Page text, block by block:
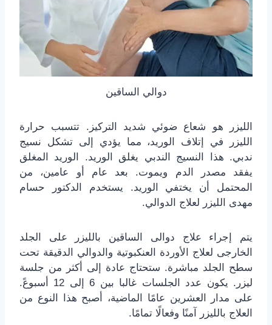
دوالي الساقين
الليزر هو شعاع ضوئي شديد التركيز. تتسبب حرارة
الليزر في إتلاف الوريد، مما يؤدي إلى تشكل نسيج
ندبي. هذا النسيج الندبي يغلق الوريد. الوريد المغلق
يفقد مصدر الدم ويموت. بعد عام أو عامين، من
المحتمل أن يختفي الوريد. يستخدم الدكتور حسام
مهدى الليزر لعلاج الدوالي.
يتم إجراء علاج دوالى الساقين بالليزر على الجلد
الخارجى لعلاج الأوردة العنكبوتية والدوالي الدقيقة تحت
سطح الجلد مباشرة. ستحتاج عادة إلى أكثر من جلسة
ليزر. يكون عدد الجلسات غالبا بين 6 إلى 12 أسبوعً.
على مدار العشرين عامًا الماضية، أصبح هذا النوع من
العلاج بالليزر آمنًا وفعالًا تمامًا.